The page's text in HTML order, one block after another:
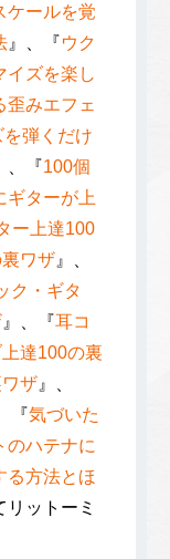
ケールを覚
』、『ウク
イズを楽し
歪みエフェ
弾くだけ
、『100個
ギターが上
ー上達100
ワザ』、
ク・ギタ
』、『耳コ
達100の裏
ザ』、
『気づいた
ハテナに
る方法とほ
リットーミ